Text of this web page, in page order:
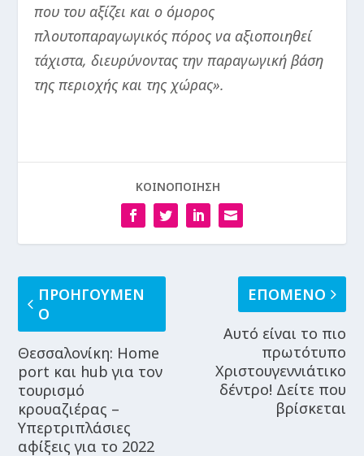
που του αξίζει και ο όμορος
πλουτοπαραγωγικός πόρος να αξιοποιηθεί
τάχιστα, διευρύνοντας την παραγωγική βάση
της περιοχής και της χώρας».
ΚΟΙΝΟΠΟΙΗΣΗ
ΠΡΟΗΓΟΥΜΕΝ
Ο
Θεσσαλονίκη: Home
port και hub για τον
τουρισμό
κρουαζιέρας –
Υπερτριπλάσιες
αφίξεις για το 2022
ΕΠΟΜΕΝΟ
Αυτό είναι το πιο
πρωτότυπο
Χριστουγεννιάτικο
δέντρο! Δείτε που
βρίσκεται